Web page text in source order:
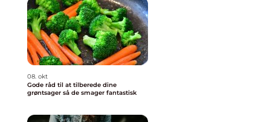
08. okt
Gode råd til at tilberede dine
grøntsager så de smager fantastisk